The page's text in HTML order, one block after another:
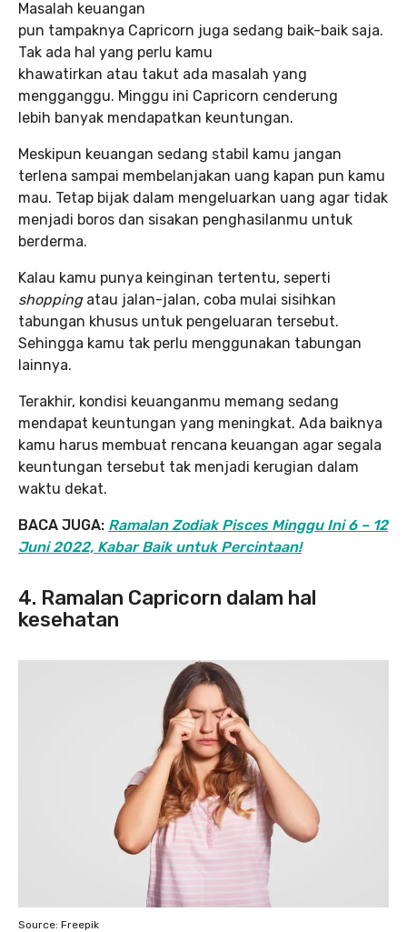
Masalah keuangan
pun tampaknya Capricorn juga sedang baik-baik saja.
Tak ada hal yang perlu kamu
khawatirkan atau takut ada masalah yang
mengganggu. Minggu ini Capricorn cenderung
lebih banyak mendapatkan keuntungan.
Meskipun keuangan sedang stabil kamu jangan
terlena sampai membelanjakan uang kapan pun kamu
mau. Tetap bijak dalam mengeluarkan uang agar tidak
menjadi boros dan sisakan penghasilanmu untuk
berderma.
Kalau kamu punya keinginan tertentu, seperti
shoppingatau jalan-jalan, coba mulai sisihkan
tabungan khusus untuk pengeluaran tersebut.
Sehingga kamu tak perlu menggunakan tabungan
lainnya.
Terakhir, kondisi keuanganmu memang sedang
mendapat keuntungan yang meningkat. Ada baiknya
kamu harus membuat rencana keuangan agar segala
keuntungan tersebut tak menjadi kerugian dalam
waktu dekat.
BACA JUGA: Ramalan Zodiak Pisces Minggu Ini 6 – 12
Juni 2022, Kabar Baik untuk Percintaan!
4. Ramalan Capricorn dalam hal
kesehatan
Source: Freepik